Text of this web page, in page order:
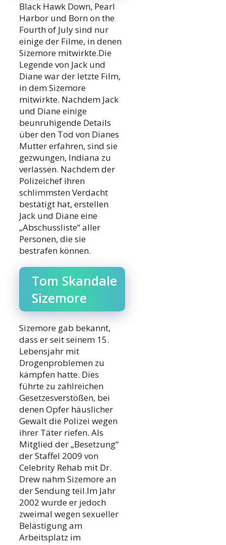
Black Hawk Down, Pearl
Harbor und Born on the
Fourth of July sind nur
einige der Filme, in denen
Sizemore mitwirkte.Die
Legende von Jack und
Diane war der letzte Film,
in dem Sizemore
mitwirkte. Nachdem Jack
und Diane einige
beunruhigende Details
über den Tod von Dianes
Mutter erfahren, sind sie
gezwungen, Indiana zu
verlassen. Nachdem der
Polizeichef ihren
schlimmsten Verdacht
bestätigt hat, erstellen
Jack und Diane eine
„Abschussliste“ aller
Personen, die sie
bestrafen können.
Tom Skandale
Sizemore
Sizemore gab bekannt,
dass er seit seinem 15.
Lebensjahr mit
Drogenproblemen zu
kämpfen hatte. Dies
führte zu zahlreichen
Gesetzesverstößen, bei
denen Opfer häuslicher
Gewalt die Polizei wegen
ihrer Täter riefen. Als
Mitglied der „Besetzung“
der Staffel 2009 von
Celebrity Rehab mit Dr.
Drew nahm Sizemore an
der Sendung teil.Im Jahr
2002 wurde er jedoch
zweimal wegen sexueller
Belästigung am
Arbeitsplatz im